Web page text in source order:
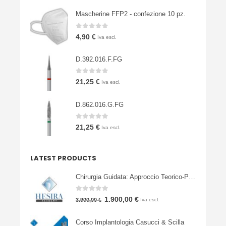
Mascherine FFP2 - confezione 10 pz.
0 Su 5
4,90 € Iva escl.
D.392.016.F.FG
0Su 5
21,25 € Iva escl.
D.862.016.G.FG
0Su 5
21,25 € Iva escl.
LATEST PRODUCTS
3.900,00€ Il
originale
1.900,00 €Il
attuale
Iva escl.
Corso Implantologia Casucci & Scilla